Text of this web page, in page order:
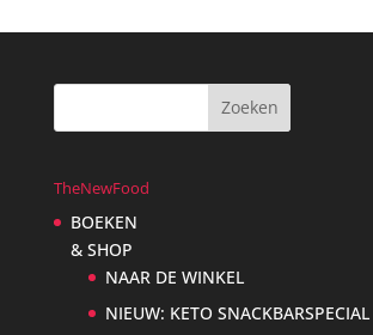
TheNewFood
BOEKEN
& SHOP
NAAR DE WINKEL
NIEUW: KETO SNACKBARSPECIAL